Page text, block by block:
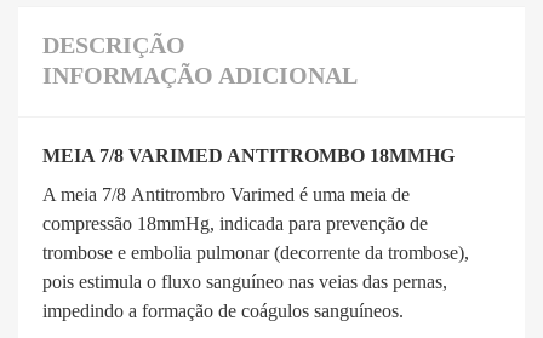
DESCRIÇÃO
INFORMAÇÃO ADICIONAL
MEIA 7/8 VARIMED ANTITROMBO 18MMHG
A meia 7/8 Antitrombro Varimed é uma meia de
compressão 18mmHg, indicada para prevenção de
trombose e embolia pulmonar (decorrente da trombose),
pois estimula o fluxo sanguíneo nas veias das pernas,
impedindo a formação de coágulos sanguíneos.